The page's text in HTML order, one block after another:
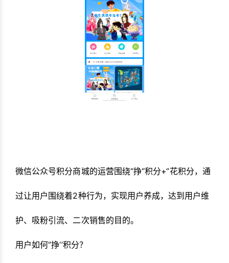
微信公众号积分商城的运营围绕‘’挣‘’积分+‘’花积分，通
过让用户围绕着2种行为，实现用户养成，达到用户维
护、吸粉引流、二次销售的目的。
用户如何‘’挣‘’积分？